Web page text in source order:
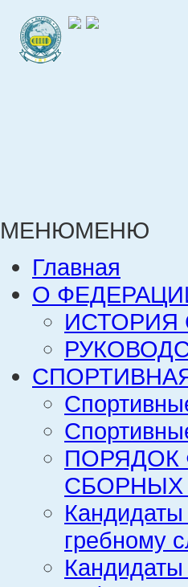
МЕНЮМЕНЮ
Главная
О
ИСТОРИЯ
ПОРЯДОК
СБОРНЫХ
гребному